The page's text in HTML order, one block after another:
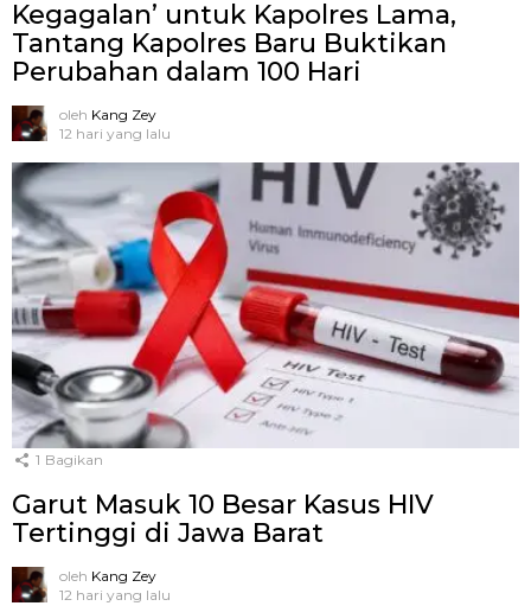
Kegagalan’ untuk Kapolres Lama,
Tantang Kapolres Baru Buktikan
Perubahan dalam 100 Hari
oleh Kang Zey
12 hari yang lalu
1 Bagikan
Garut Masuk 10 Besar Kasus HIV
Tertinggi di Jawa Barat
oleh Kang Zey
12 hari yang lalu